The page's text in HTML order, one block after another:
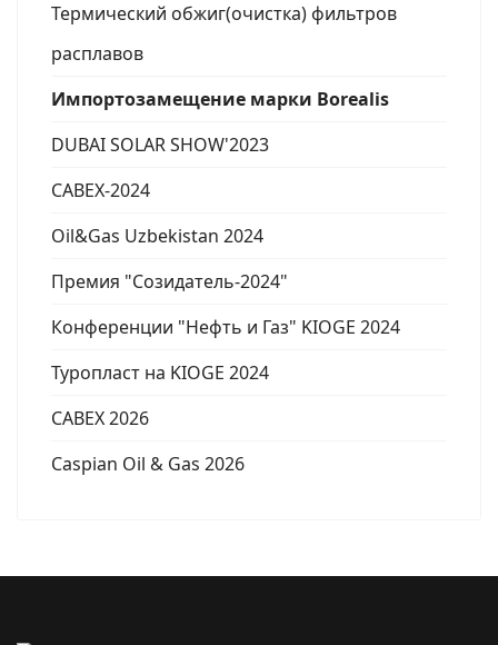
Термический обжиг(очистка) фильтров
расплавов
Импортозамещение марки Borealis
DUBAI SOLAR SHOW'2023
CABEX-2024
Oil&Gas Uzbekistan 2024
Премия "Созидатель-2024"
Конференции "Нефть и Газ" KIOGE 2024
Туропласт на KIOGE 2024
CABEX 2026
Caspian Oil & Gas 2026